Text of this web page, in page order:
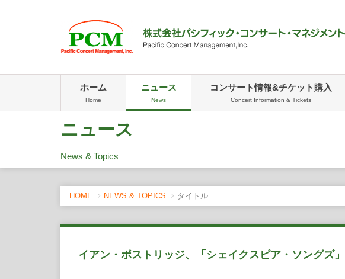
ホーム
Home
ニュース
News
コンサート情報&チケット購入
Concert Information & Tickets
ニュース
News & Topics
HOME NEWS & TOPICS タイトル
イアン・ボストリッジ、「シェイクスピア・ソングズ」